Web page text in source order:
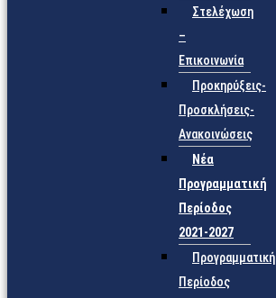
Στελέχωση
–
Επικοινωνία
Προκηρύξεις-
Προσκλήσεις-
Ανακοινώσεις
Νέα
Προγραμματική
Περίοδος
2021-2027
Προγραμματική
Περίοδος